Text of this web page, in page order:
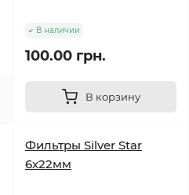
В наличии
100.00 грн.
В корзину
Фильтры Silver Star
6х22мм